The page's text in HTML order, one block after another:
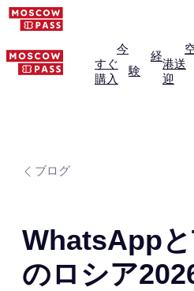
今
すぐ
購入
経
験
港送
迎
ブログ
WhatsApp
のロシア